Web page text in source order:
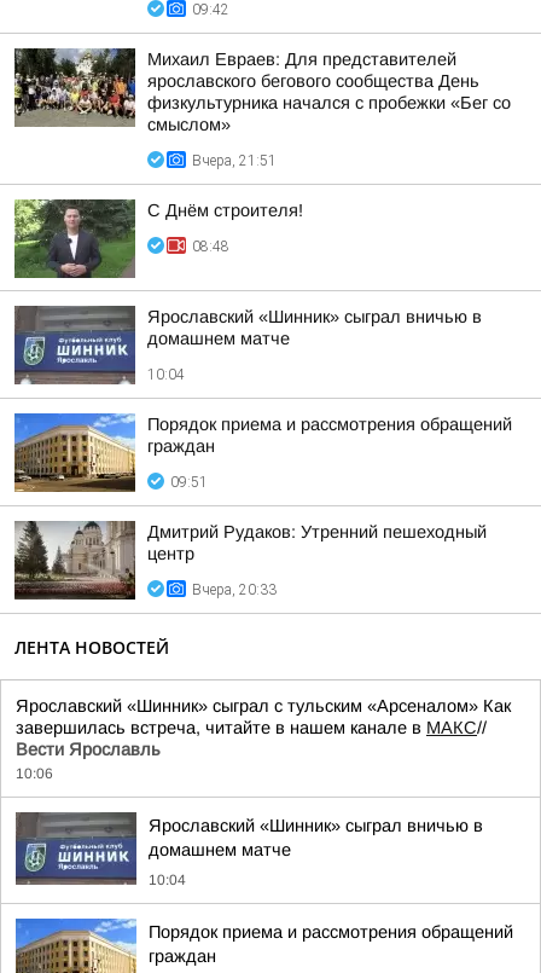
09:42
Михаил Евраев: Для представителей
ярославского бегового сообщества День
физкультурника начался с пробежки «Бег со
смыслом»
Вчера, 21:51
С Днём строителя!
08:48
Ярославский «Шинник» сыграл вничью в
домашнем матче
10:04
Порядок приема и рассмотрения обращений
граждан
09:51
Дмитрий Рудаков: Утренний пешеходный
центр
Вчера, 20:33
ЛЕНТА НОВОСТЕЙ
Ярославский «Шинник» сыграл с тульским «Арсеналом» Как
завершилась встреча, читайте в нашем канале в МАКС//
Вести Ярославль
10:06
Ярославский «Шинник» сыграл вничью в
домашнем матче
10:04
Порядок приема и рассмотрения обращений
граждан